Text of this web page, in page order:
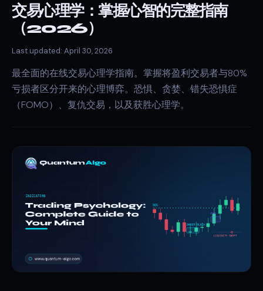
交易心理学：掌握心智的完整指南
（2026）
Last updated: April 30, 2026
最全面的在线交易心理学指南。掌握将盈利交易者与80%
亏损者区分开来的心理博弈。恐惧、贪婪、错失恐惧症
（FOMO）、复仇交易，以及获胜心理学。